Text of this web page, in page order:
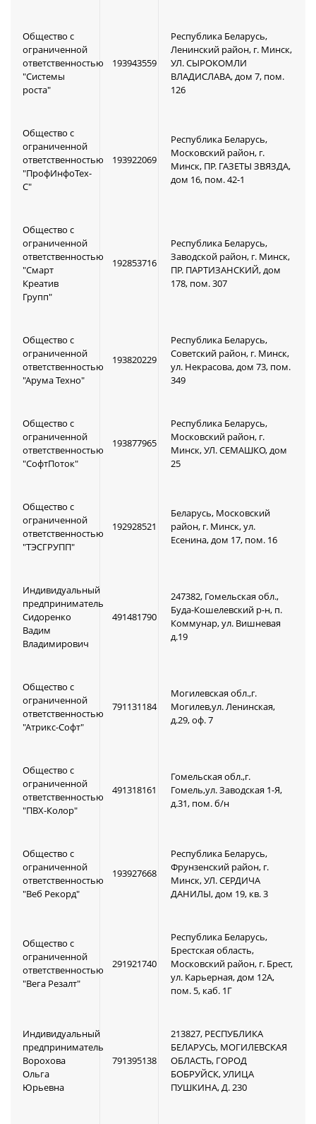
Общество с
ограниченной
ответственностью
"Системы
роста"
193943559
Республика Беларусь,
Ленинский район, г. Минск,
УЛ. СЫРОКОМЛИ
ВЛАДИСЛАВА, дом 7, пом.
126
Общество с
ограниченной
ответственностью
"ПрофИнфоТех-
С"
193922069
Республика Беларусь,
Московский район, г.
Минск, ПР. ГАЗЕТЫ ЗВЯЗДА,
дом 16, пом. 42-1
Общество с
ограниченной
ответственностью
"Смарт
Креатив
Групп"
192853716
Республика Беларусь,
Заводской район, г. Минск,
ПР. ПАРТИЗАНСКИЙ, дом
178, пом. 307
Общество с
ограниченной
ответственностью
"Арума Техно"
193820229
Республика Беларусь,
Советский район, г. Минск,
ул. Некрасова, дом 73, пом.
349
Общество с
ограниченной
ответственностью
"СофтПоток"
193877965
Республика Беларусь,
Московский район, г.
Минск, УЛ. СЕМАШКО, дом
25
Общество с
ограниченной
ответственностью
"ТЭСГРУПП"
192928521
Беларусь, Московский
район, г. Минск, ул.
Есенина, дом 17, пом. 16
Индивидуальный
предприниматель
Сидоренко
Вадим
Владимирович
491481790
247382, Гомельская обл.,
Буда-Кошелевский р-н, п.
Коммунар, ул. Вишневая
д.19
Общество с
ограниченной
ответственностью
"Атрикс-Софт"
791131184
Могилевская обл.,г.
Могилев,ул. Ленинская,
д.29, оф. 7
Общество с
ограниченной
ответственностью
"ПВХ-Колор"
491318161
Гомельская обл.,г.
Гомель,ул. Заводская 1-Я,
д.31, пом. б/н
Общество с
ограниченной
ответственностью
"Веб Рекорд"
193927668
Республика Беларусь,
Фрунзенский район, г.
Минск, УЛ. СЕРДИЧА
ДАНИЛЫ, дом 19, кв. 3
Общество с
ограниченной
ответственностью
"Вега Резалт"
291921740
Республика Беларусь,
Брестская область,
Московский район, г. Брест,
ул. Карьерная, дом 12А,
пом. 5, каб. 1Г
Индивидуальный
предприниматель
Ворохова
Ольга
Юрьевна
791395138
213827, РЕСПУБЛИКА
БЕЛАРУСЬ, МОГИЛЕВСКАЯ
ОБЛАСТЬ, ГОРОД
БОБРУЙСК, УЛИЦА
ПУШКИНА, Д. 230